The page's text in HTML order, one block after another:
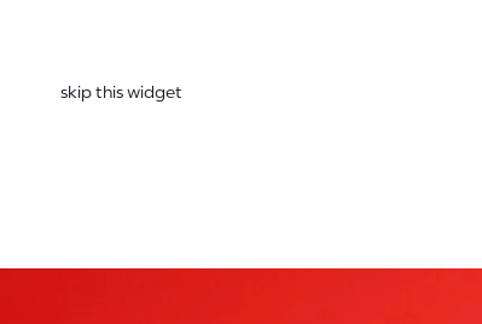
skip this widget